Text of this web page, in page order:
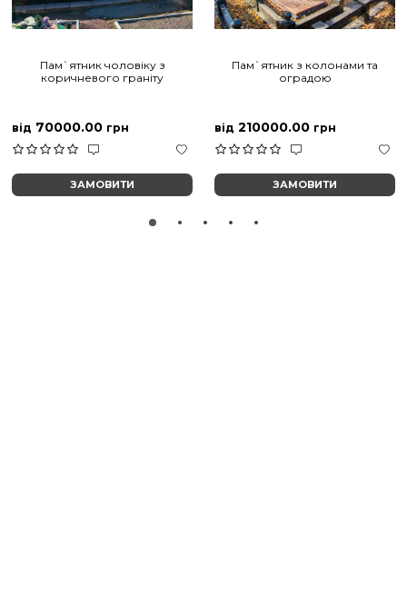
Пам`ятник чоловіку з
коричневого граніту
від 70000.00 грн
ЗАМОВИТИ
Пам`ятник з колонами та
оградою
від 210000.00 грн
ЗАМОВИТИ